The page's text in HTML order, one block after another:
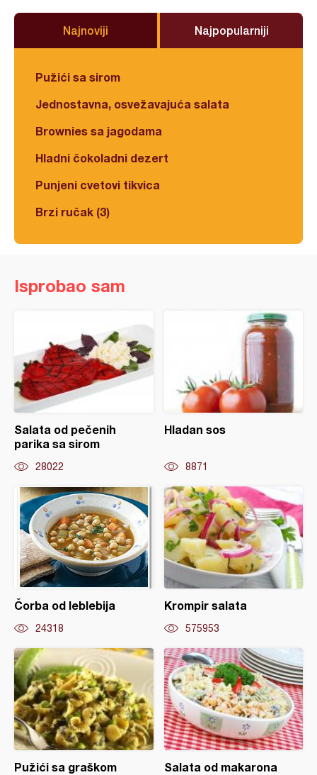
Najnoviji Najpopularniji
Pužići sa sirom
Jednostavna, osvežavajuća salata
Brownies sa jagodama
Hladni čokoladni dezert
Punjeni cvetovi tikvica
Brzi ručak (3)
Isprobao sam
Salata od pečenih
parika sa sirom
28022
Hladan sos
8871
Čorba od leblebija
24318
Krompir salata
575953
Pužići sa graškom Salata od makarona